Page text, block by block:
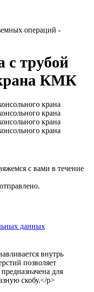
операций -
с трубой
КМК
с вами в течение
данных
внутрь
позволяет
для
скобу.</p>